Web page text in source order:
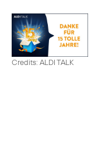
Credits: ALDI TALK